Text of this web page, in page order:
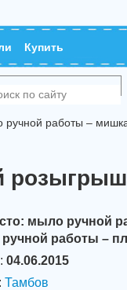
Купить
работы –
мыло ручной
работы –
04.06.2015
Тамбов